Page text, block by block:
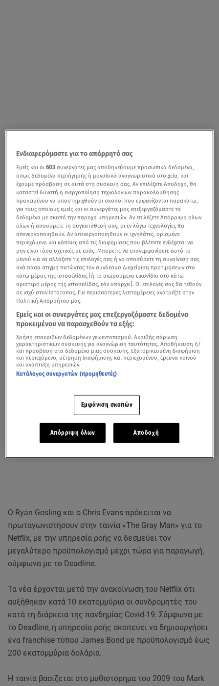
Ο Ryan Gosling και ο Chris Evans πρόκειται να
πρωταγωνιστήσουν στην ταινία «The Gray Man» για το
Netflix, με την υπηρεσία ροής να δεσμεύει τον
μεγαλύτερο προϋπολογισμό μέχρι τώρα για παραγωγή,
σύμφωνα με το Deadline.
Τα νέα έρχονται μετά την ανακοίνωση του Netflix ότι
αυξήθηκαν κατά 10 εκατομμύρια οι συνδρομητές του
κατά τη διάρκεια της πανδημίας Covid-19. Σύμφωνα με
το Deadline, η υπηρεσία ροής σκοπεύει να δημιουργήσει
ένα franchise τύπου James Bond με προϋπολογισμό έως
200 εκατομμύρια δολάρια.
Η ταινία βασίζεται στο μυθιστόρημα του 2009 του Mark
Ενδιαφερόμαστε για το απόρρητό σας
Εμείς και οι603 συνεργάτες μας αποθηκεύουμε προσωπικά δεδομένα,
όπως δεδομένα περιήγησης ή μοναδικά αναγνωριστικά στοιχεία, και
έχουμε πρόσβαση σε αυτά στη συσκευή σας. Αν επιλέξετε Αποδοχή, θα
καταστεί δυνατή η ενεργοποίηση τεχνολογιών παρακολούθησης
προκειμένου να υποστηριχθούν οι σκοποί που εμφανίζονται παρακάτω,
για τους οποίους εμείς και οι συνεργάτες μας επεξεργαζόμαστε τα
δεδομένα με σκοπό την παροχή υπηρεσιών. Αν επιλέξετε Απόρριψη όλων
όλων ή αποσύρετε τη συγκατάθεσή σας, οι εν λόγω τεχνολογίες θα
απενεργοποιηθούν. Αν απενεργοποιηθούν οι ιχνηλάτες, ορισμένο
περιεχόμενο και κάποιες από τις διαφημίσεις που βλέπετε ενδέχεται να
μην είναι τόσο σχετικές με εσάς. Μπορείτε να επανεμφανίσετε αυτό το
μενού για να αλλάξετε τις επιλογές σας ή να αποσύρετε τη συναίνεσή σας
ανά πάσα στιγμή πατώντας τον σύνδεσμο Διαχείριση προτιμήσεων στο
κάτω μέρος της ιστοσελίδας [ή το αιωρούμενο εικονίδιο στο κάτω
αριστερό μέρος της ιστοσελίδας, εάν υπάρχει]. Οι επιλογές σας θα τεθούν
σε ισχύ στον Ιστότοπος. Για περισσότερες λεπτομέρειες ανατρέξτε στην
Πολιτική Απορρήτου μας.
Εμείς και οι συνεργάτες μας επεξεργαζόμαστε δεδομένα
προκειμένου να παρασχεθούν τα εξής:
Χρήση επακριβών δεδομένων γεωεντοπισμού. Ακριβής σάρωση
χαρακτηριστικών συσκευής για αναγνώριση ταυτότητας. Αποθήκευση ή/
και πρόσβαση στα δεδομένα μιας συσκευής. Εξατομικευμένη διαφήμιση
και περιεχόμενο, μέτρηση διαφήμισης και περιεχομένου, έρευνα κοινού
και ανάπτυξη υπηρεσιών.
Κατάλογος συνεργατών (προμηθευτές)
Εμφάνιση σκοπών
Απόρριψη όλων Αποδοχή